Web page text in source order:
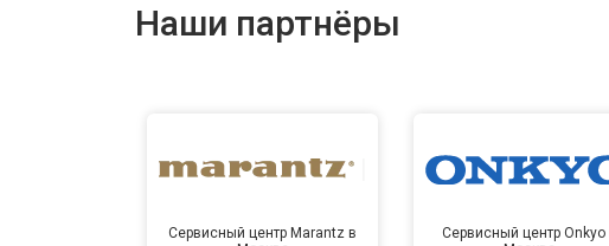
Наши партнёры
Сервисный центр Marantz в
Сервисный центр Onkyo